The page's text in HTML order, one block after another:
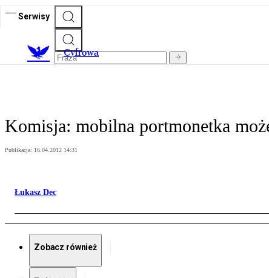
Serwisy
Cyfrowa
Komisja: mobilna portmonetka
Publikacja: 16.04.2012 14:31
Łukasz Dec
Zobacz również